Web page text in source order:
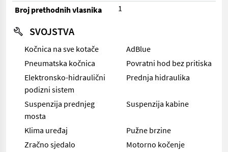
Broj prethodnih vlasnika
1
SVOJSTVA
Kočnica na sve kotače
AdBlue
Pneumatska kočnica
Povratni hod bez pritiska
Elektronsko-hidraulični
podizni sistem
Prednja hidraulika
Suspenzija prednjeg
mosta
Suspenzija kabine
Klima uređaj
Pužne brzine
Zračno sjedalo
Motorno kočenje